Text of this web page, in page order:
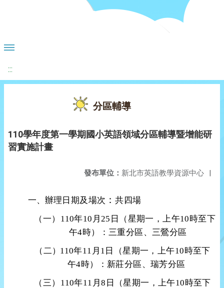
:::
分區輔導
110學年度第一學期國小英語領域分區輔導暨增能研
習實施計畫
發布單位： 新北市英語教學資源中心 |
一、辦理 日期及場次 ：共四場
（一） 110年10 月 25 日（星期一，上午10時至下
午4時）：三重分區、三鶯分區
（二） 110年11 月1 日 （星期一，上午10時至下
午4時）
：新莊分區、瑞芳分區
（三） 110年11 月8 日（星期一，上午10時至下